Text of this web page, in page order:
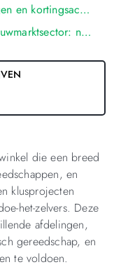
die een breed
en
klusprojecten
het-zelvers. Deze
afdelingen,
gereedschap, en
te voldoen.
Seizoensgebonden aanbiedingen en kortingsacties bij bouwmarkten in oldenzaal
Trends en innovaties in de bouwmarktsector: nieuwe producten, technologieën en diensten in oldenzaal